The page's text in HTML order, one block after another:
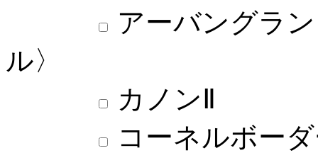
アーバングラ
ル〉
カノンⅡ
コーネルボー